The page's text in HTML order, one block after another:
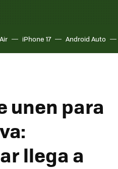
iPhone 17 Android Auto
unen para
llega a